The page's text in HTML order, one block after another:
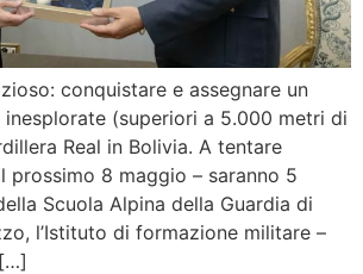
conquistare e assegnare un
(superiori a 5.000 metri di
Real in Bolivia. A tentare
prossimo 8 maggio – saranno 5
Scuola Alpina della Guardia di
l’Istituto di formazione militare –